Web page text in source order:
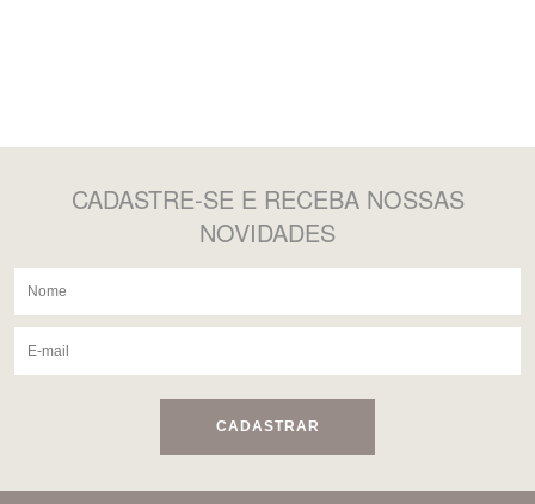
CADASTRE-SE E RECEBA NOSSAS
NOVIDADES
CADASTRAR